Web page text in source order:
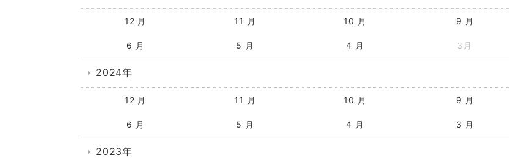
12 月 11 月 10 月 9 月
6 月 5 月 4 月 3月
2024年
12 月 11 月 10 月 9 月
6 月 5 月 4 月 3 月
2023年